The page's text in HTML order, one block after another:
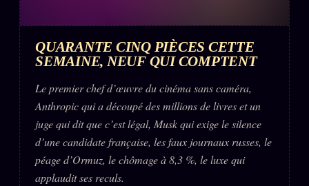
QUARANTE CINQ PIÈCES CETTE
SEMAINE, NEUF QUI COMPTENT
Le premier chef d’œuvre du cinéma sans caméra,
Anthropic qui a découpé des millions de livres et un
juge qui dit que c’est légal, Musk qui exige le silence
d’une candidate française, les faux journaux russes, le
péage d’Ormuz, le chômage à 8,3 %, le luxe qui
applaudit ses reculs.